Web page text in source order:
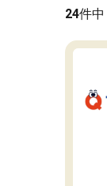
24件中